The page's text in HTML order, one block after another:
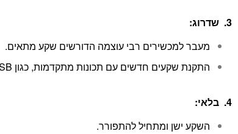
3. שדרוג:
מעבר למכשירים רבי עוצמה הדורשים שקע מתאים.
התקנת שקעים חדשים עם תכונות מתקדמות, כגון USB.
4. בלאי:
השקע ישן ומתחיל להתפורר.